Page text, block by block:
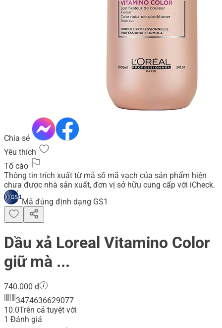
Chia sẻ
Yêu thích
Tố cáo
Thông tin trích xuất từ mã số mã vạch của sản phẩm hiện
chưa được nhà sản xuất, đơn vị sở hữu cung cấp với iCheck.
Mã đúng định dạng GS1
Dầu xả Loreal Vitamino Color
giữ mà ...
740.000 đ
3474636629077
10.0Trên cả tuyệt vời
1 Đánh giá